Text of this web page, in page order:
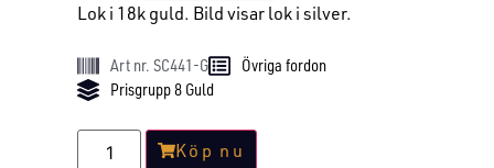
Lok i 18k guld. Bild visar lok i silver.
Art nr. SC441-G
Övriga fordon
Prisgrupp 8 Guld
Köp nu